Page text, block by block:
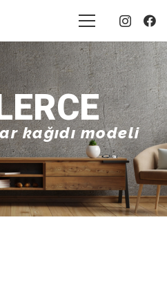
kağıdı modeli